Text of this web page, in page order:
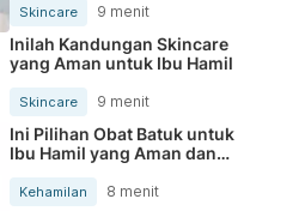
Skincare 9 menit
Inilah Kandungan Skincare
yang Aman untuk Ibu Hamil
Skincare 9 menit
Ini Pilihan Obat Batuk untuk
Ibu Hamil yang Aman dan
Kehamilan 8 menit